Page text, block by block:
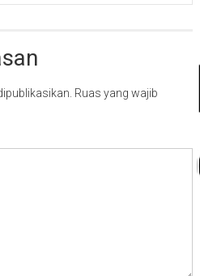
Ruas yang wajib